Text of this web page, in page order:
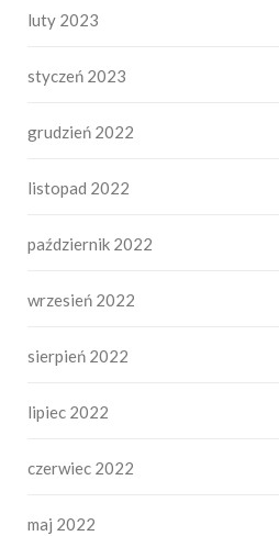
luty 2023
styczeń 2023
grudzień 2022
listopad 2022
październik 2022
wrzesień 2022
sierpień 2022
lipiec 2022
czerwiec 2022
maj 2022